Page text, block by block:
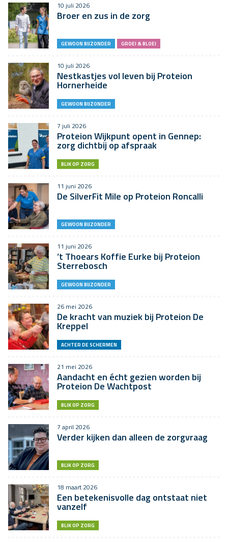
10 juli 2026
Broer en zus in de zorg
GEWOON BIJZONDER GROEI & BLOEI
10 juli 2026
Nestkastjes vol leven bij Proteion
Hornerheide
GEWOON BIJZONDER
7 juli 2026
Proteion Wijkpunt opent in Gennep:
zorg dichtbij op afspraak
BLIK OP ZORG
11 juni 2026
De SilverFit Mile op Proteion Roncalli
GEWOON BIJZONDER
11 juni 2026
’t Thoears Koffie Eurke bij Proteion
Sterrebosch
GEWOON BIJZONDER
26 mei 2026
De kracht van muziek bij Proteion De
Kreppel
ACHTER DE SCHERMEN
21 mei 2026
Aandacht en écht gezien worden bij
Proteion De Wachtpost
BLIK OP ZORG
7 april 2026
Verder kijken dan alleen de zorgvraag
BLIK OP ZORG
18 maart 2026
Een betekenisvolle dag ontstaat niet
vanzelf
BLIK OP ZORG